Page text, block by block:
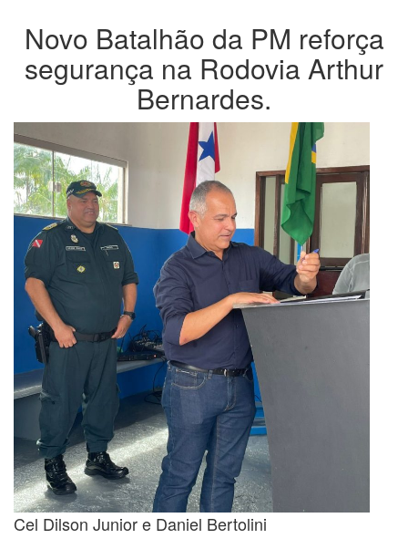
Novo Batalhão da PM reforça
segurança na Rodovia Arthur
Bernardes.
Cel Dilson Junior e Daniel Bertolini